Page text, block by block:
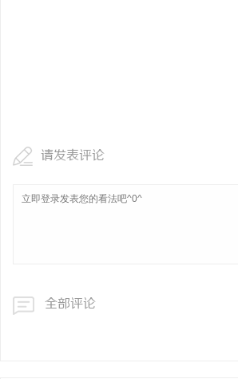
请发表评论
全部评论